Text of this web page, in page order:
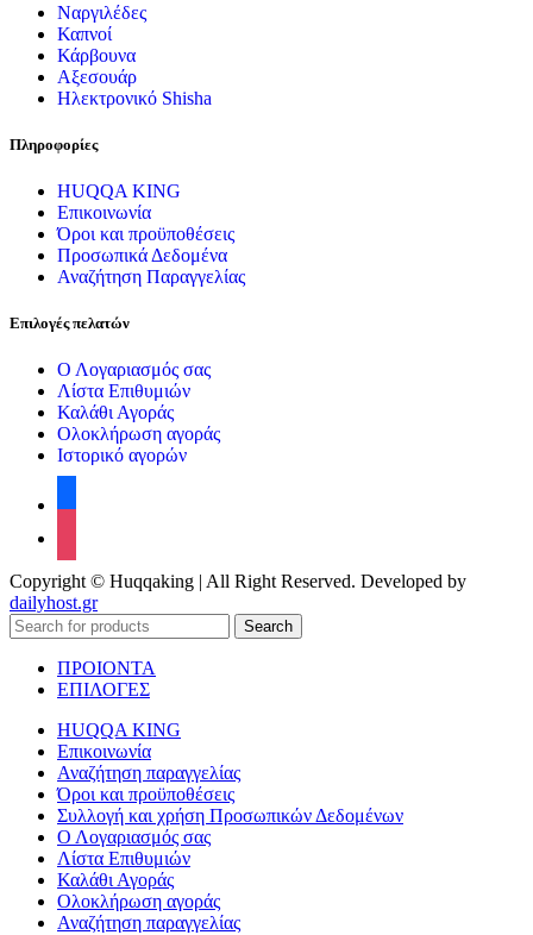
Ναργιλέδες
Καπνοί
Κάρβουνα
Αξεσουάρ
Ηλεκτρονικό Shisha
Πληροφορίες
HUQQA KING
Επικοινωνία
Όροι και προϋποθέσεις
Προσωπικά Δεδομένα
Αναζήτηση Παραγγελίας
Επιλογές πελατών
Ο Λογαριασμός σας
Λίστα Επιθυμιών
Καλάθι Αγοράς
Ολοκλήρωση αγοράς
Ιστορικό αγορών
Copyright © Huqqaking | All Right Reserved. Developed by
dailyhost.gr
Search
ΠΡΟΙΟΝΤΑ
ΕΠΙΛΟΓΕΣ
HUQQA KING
Επικοινωνία
Αναζήτηση παραγγελίας
Όροι και προϋποθέσεις
Συλλογή και χρήση Προσωπικών Δεδομένων
Ο Λογαριασμός σας
Λίστα Επιθυμιών
Καλάθι Αγοράς
Ολοκλήρωση αγοράς
Αναζήτηση παραγγελίας